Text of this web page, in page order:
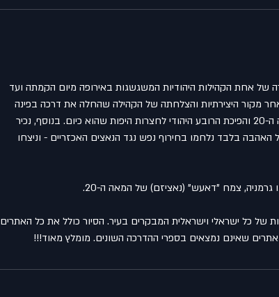
של אחת הקהילות היהודיות המשגשגות באירופה מיום הקמתה ועד
מקור היצירתיות והצלחתה של הקהילה שהחלה את דרכה בפינה
נידחת בברלין של המאה ה-17, דרך תור הזהב ועד למאה ה-20 והפיכת הרובע היהודי לחצרות היפות שהוא כיום. בנוסף, נכיר
בלבד נלחמו בחירוף נפש נגד הנאצים האכזריים - וניצחו
של כל ישראלי וישראלית המבקרים בעיר. הסיור כולל את כל האתרים
שאינם נמצאים בספרי ההדרכה השונים. מומלץ מאוד!!!